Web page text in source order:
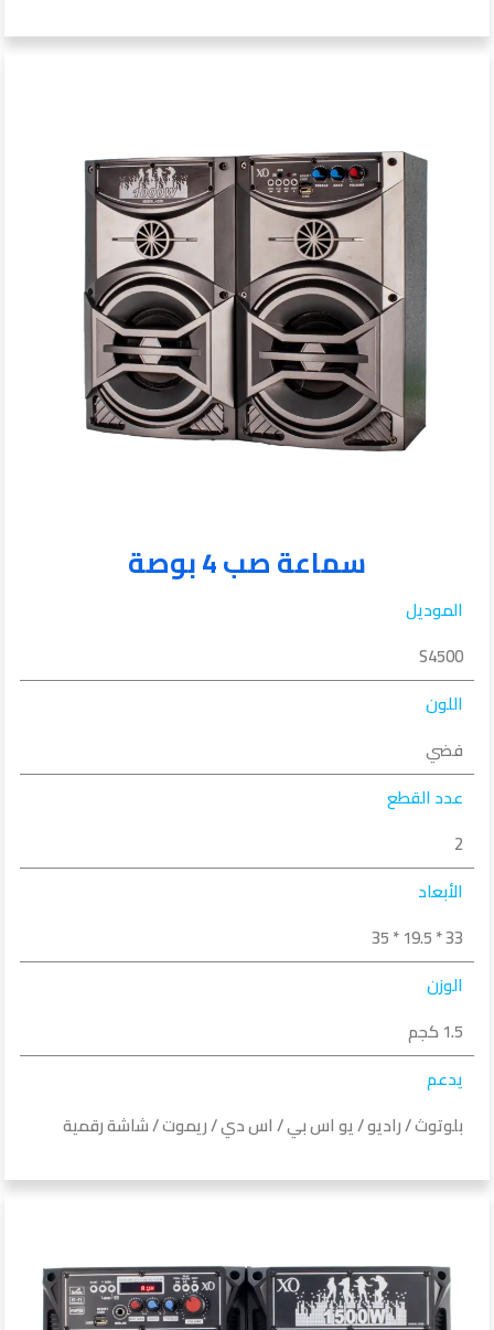
سماعة صب 4 بوصة
الموديل
S4500
اللون
فضي
عدد القطع
2
الأبعاد
33 * 19.5 * 35
الوزن
1.5 كجم
يدعم
بلوتوث / راديو / يو اس بي / اس دي / ريموت / شاشة رقمية